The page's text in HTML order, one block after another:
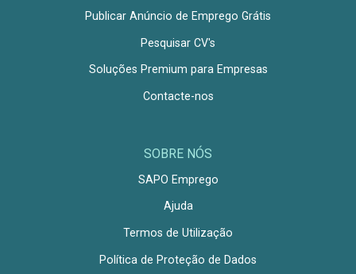
Publicar Anúncio de Emprego Grátis
Pesquisar CV's
Soluções Premium para Empresas
Contacte-nos
SOBRE NÓS
SAPO Emprego
Ajuda
Termos de Utilização
Política de Proteção de Dados